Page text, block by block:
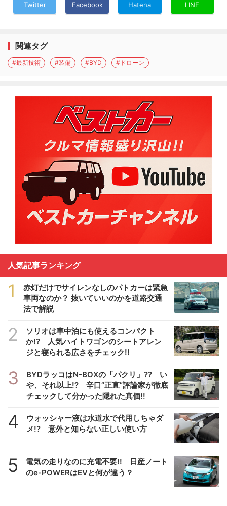
Twitter Facebook Hatena LINE
関連タグ
#最新技術 #装備 #BYD #ドローン
人気記事ランキング
1
赤灯だけでサイレンなしのパトカーは緊急
車両なのか？ 抜いていいのかを道路交通
法で解説
2
ソリオは車中泊にも使えるコンパクト
か!? 人気ハイトワゴンのシートアレン
ジと寝られる広さをチェック!!
3
BYDラッコはN-BOXの「パクリ」?? い
や、それ以上!? 辛口”正直”評論家が徹底
チェックして分かった隠れた真価!!
4
ウォッシャー液は水道水で代用しちゃダ
メ!? 意外と知らない正しい使い方
5
電気の走りなのに充電不要!! 日産ノート
のe-POWERはEVと何が違う？